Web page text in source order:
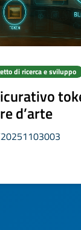
di ricerca e sviluppo
d’arte